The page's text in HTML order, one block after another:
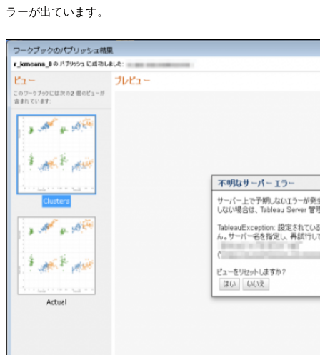
ラーが出ています。